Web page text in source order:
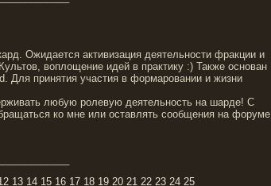
Ожидается активизация деятельности фракции и
воплощение идей в практику :) Также основан
Для принятия участия в формаровании и жизни
любую ролевую деятельность на шарде! С
ко мне или оставлять сообщения на форуме.
13 14 15 16 17 18 19 20 21 22 23 24 25